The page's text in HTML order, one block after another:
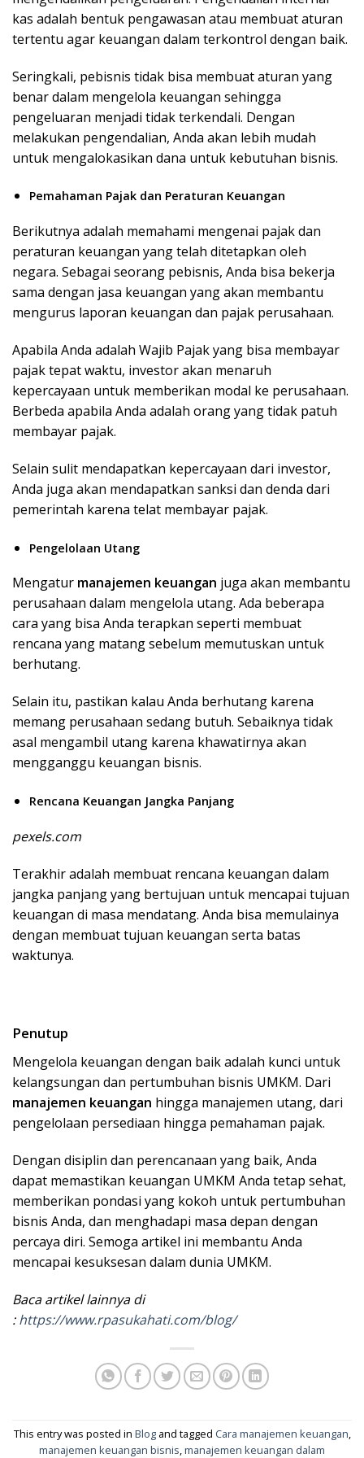
kas adalah bentuk pengawasan atau membuat aturan
tertentu agar keuangan dalam terkontrol dengan baik.
Seringkali, pebisnis tidak bisa membuat aturan yang
benar dalam mengelola keuangan sehingga
pengeluaran menjadi tidak terkendali. Dengan
melakukan pengendalian, Anda akan lebih mudah
untuk mengalokasikan dana untuk kebutuhan bisnis.
Pemahaman Pajak dan Peraturan Keuangan
Berikutnya adalah memahami mengenai pajak dan
peraturan keuangan yang telah ditetapkan oleh
negara. Sebagai seorang pebisnis, Anda bisa bekerja
sama dengan jasa keuangan yang akan membantu
mengurus laporan keuangan dan pajak perusahaan.
Apabila Anda adalah Wajib Pajak yang bisa membayar
pajak tepat waktu, investor akan menaruh
kepercayaan untuk memberikan modal ke perusahaan.
Berbeda apabila Anda adalah orang yang tidak patuh
membayar pajak.
Selain sulit mendapatkan kepercayaan dari investor,
Anda juga akan mendapatkan sanksi dan denda dari
pemerintah karena telat membayar pajak.
Pengelolaan Utang
Mengatur manajemen keuangan juga akan membantu
perusahaan dalam mengelola utang. Ada beberapa
cara yang bisa Anda terapkan seperti membuat
rencana yang matang sebelum memutuskan untuk
berhutang.
Selain itu, pastikan kalau Anda berhutang karena
memang perusahaan sedang butuh. Sebaiknya tidak
asal mengambil utang karena khawatirnya akan
mengganggu keuangan bisnis.
Rencana Keuangan Jangka Panjang
pexels.com
Terakhir adalah membuat rencana keuangan dalam
jangka panjang yang bertujuan untuk mencapai tujuan
keuangan di masa mendatang. Anda bisa memulainya
dengan membuat tujuan keuangan serta batas
waktunya.
Penutup
Mengelola keuangan dengan baik adalah kunci untuk
kelangsungan dan pertumbuhan bisnis UMKM. Dari
manajemen keuangan hingga manajemen utang, dari
pengelolaan persediaan hingga pemahaman pajak.
Dengan disiplin dan perencanaan yang baik, Anda
dapat memastikan keuangan UMKM Anda tetap sehat,
memberikan pondasi yang kokoh untuk pertumbuhan
bisnis Anda, dan menghadapi masa depan dengan
percaya diri. Semoga artikel ini membantu Anda
mencapai kesuksesan dalam dunia UMKM.
Baca artikel lainnya di
:https://www.rpasukahati.com/blog/
This entry was posted in Blogand tagged Cara manajemen keuangan,
manajemen keuangan bisnis,manajemen keuangan dalam